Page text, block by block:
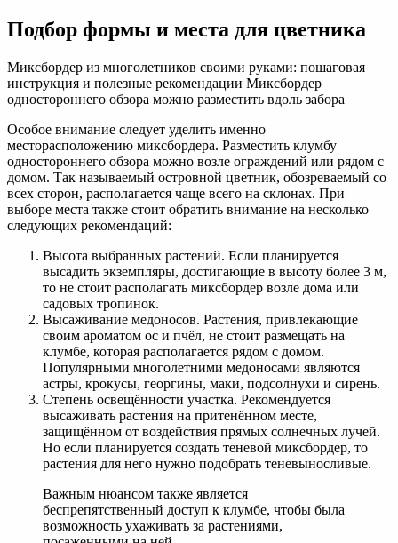
Подбор формы и места для цветника
Миксбордер из многолетников своими руками: пошаговая
инструкция и полезные рекомендации Миксбордер
одностороннего обзора можно разместить вдоль забора
Особое внимание следует уделить именно
месторасположению миксбордера. Разместить клумбу
одностороннего обзора можно возле ограждений или рядом с
домом. Так называемый островной цветник, обозреваемый со
всех сторон, располагается чаще всего на склонах. При
выборе места также стоит обратить внимание на несколько
следующих рекомендаций:
Высота выбранных растений. Если планируется
высадить экземпляры, достигающие в высоту более 3 м,
то не стоит располагать миксбордер возле дома или
садовых тропинок.
Высаживание медоносов. Растения, привлекающие
своим ароматом ос и пчёл, не стоит размещать на
клумбе, которая располагается рядом с домом.
Популярными многолетними медоносами являются
астры, крокусы, георгины, маки, подсолнухи и сирень.
Степень освещённости участка. Рекомендуется
высаживать растения на притенённом месте,
защищённом от воздействия прямых солнечных лучей.
Но если планируется создать теневой миксбордер, то
растения для него нужно подобрать теневыносливые.
Важным нюансом также является
беспрепятственный доступ к клумбе, чтобы была
возможность ухаживать за растениями,